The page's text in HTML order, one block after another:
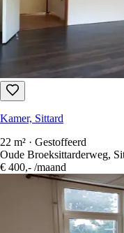
8 dagen geleden
Kamer, Stevensweert
32 m² · Gestoffeerd
De Hoogestraat,
€ 595,-
/maand